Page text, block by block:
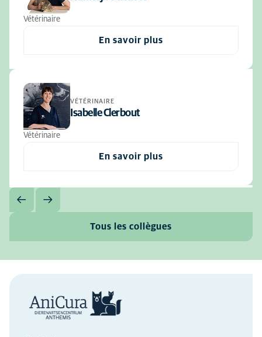
Vétérinaire
En savoir plus
VÉTÉRINAIRE
Isabelle Clerbout
Vétérinaire
En savoir plus
Tous les collègues